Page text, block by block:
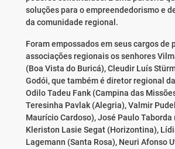
soluções para o empreendedorismo e
da comunidade regional.
Foram empossados em seus cargos de
associações regionais os senhores
(Boa Vista do Buricá), Cleudir Luís
Godói, que também é diretor regional
Odilo Tadeu Fank (Campina das
Teresinha Pavlak (Alegria), Valmir
Maurício Cardoso), José Paulo Taborda
Kleriston Lasie Segat (Horizontina),
Lagemann (Santa Rosa), Neuri Afonso